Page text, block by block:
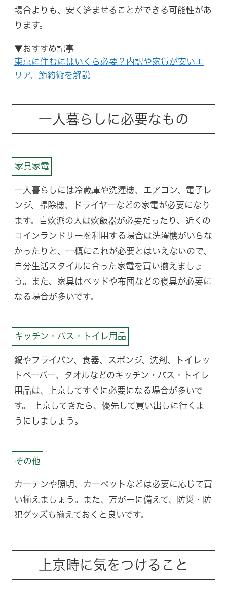
場合よりも、安く済ませることができる可能性があ
ります。
▼おすすめ記事
東京に住むにはいくら必要？内訳や家賃が安いエ
リア、節約術を解説
一人暮らしに必要なもの
家具家電
一人暮らしには冷蔵庫や洗濯機、エアコン、電子レ
ンジ、掃除機、ドライヤーなどの家電が必要になり
ます。自炊派の人は炊飯器が必要だったり、近くの
コインランドリーを利用する場合は洗濯機がいらな
かったりと、一概にこれが必要とはいえないので、
自分生活スタイルに合った家電を買い揃えましょ
う。また、家具はベッドや布団などの寝具が必要に
なる場合が多いです。
キッチン・バス・トイレ用品
鍋やフライパン、食器、スポンジ、洗剤、トイレッ
トペーパー、タオルなどのキッチン・バス・トイレ
用品は、上京してすぐに必要になる場合が多いで
す。 上京してきたら、優先して買い出しに行くよ
うにしましょう。
その他
カーテンや照明、カーペットなどは必要に応じて買
い揃えましょう。また、万が一に備えて、防災・防
犯グッズも揃えておくと良いです。
上京時に気をつけること